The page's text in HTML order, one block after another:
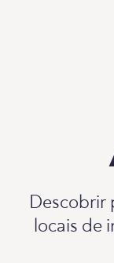
Descobrir
locais de